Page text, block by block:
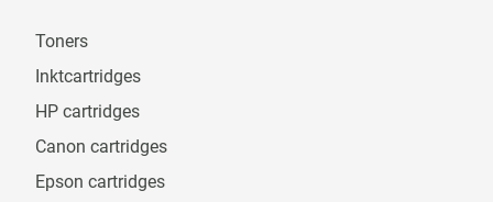
Toners
Inktcartridges
HP cartridges
Canon cartridges
Epson cartridges